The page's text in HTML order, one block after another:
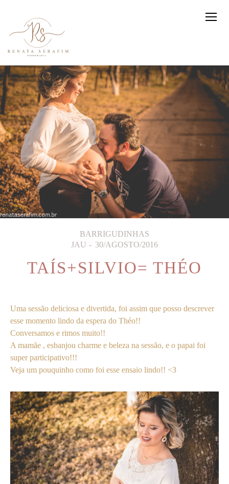
BARRIGUDINHAS
JAU
30/AGOSTO/2016
TAÍS+SILVIO= THÉO
Uma sessão deliciosa e divertida, foi assim que posso descrever
esse momento lindo da espera do Théo!!
Conversamos e rimos muito!!
A mamãe , esbanjou charme e beleza na sessão, e o papai foi
super participativo!!!
Veja um pouquinho como foi esse ensaio lindo!! <3